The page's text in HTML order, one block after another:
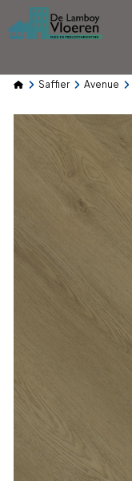
Saffier Avenue